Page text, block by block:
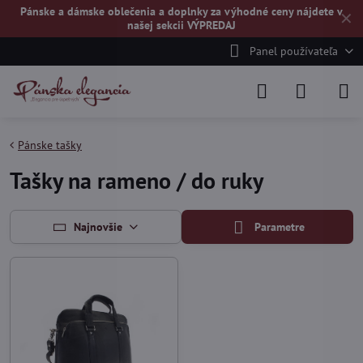
✕
Pánske a dámske oblečenia a doplnky za výhodné ceny nájdete v
našej sekcii VÝPREDAJ
Panel používateľa
Pánske tašky
Tašky na rameno / do ruky
Najnovšie Parametre